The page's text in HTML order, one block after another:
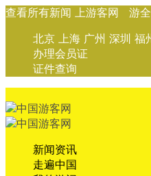
查看所有新闻 上游客网 游全
北京 上海 广州 深圳 福
办理会员证
证件查询
新闻资讯
走遍中国